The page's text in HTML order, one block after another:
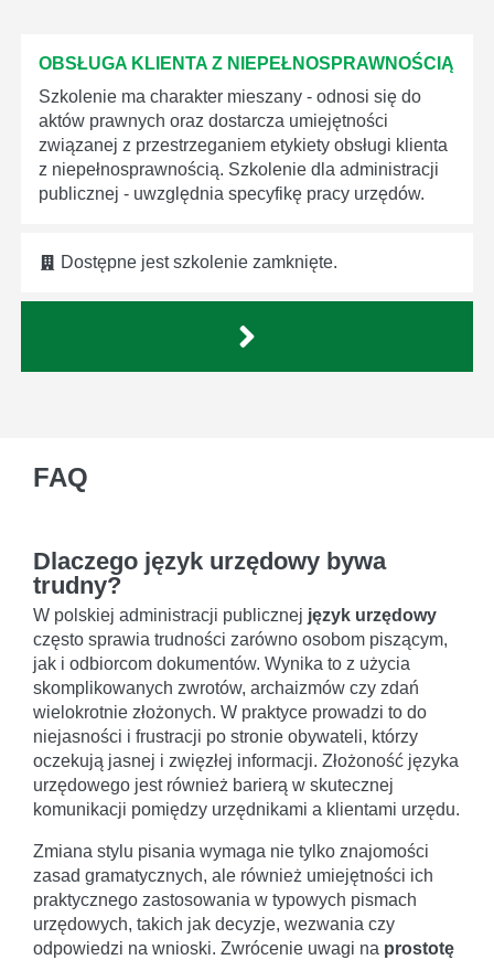
OBSŁUGA KLIENTA Z NIEPEŁNOSPRAWNOŚCIĄ
Szkolenie ma charakter mieszany - odnosi się do
aktów prawnych oraz dostarcza umiejętności
związanej z przestrzeganiem etykiety obsługi klienta
z niepełnosprawnością. Szkolenie dla administracji
publicznej - uwzględnia specyfikę pracy urzędów.
Dostępne jest szkolenie zamknięte.
FAQ
Dlaczego język urzędowy bywa
trudny?
W polskiej administracji publicznej język urzędowy
często sprawia trudności zarówno osobom piszącym,
jak i odbiorcom dokumentów. Wynika to z użycia
skomplikowanych zwrotów, archaizmów czy zdań
wielokrotnie złożonych. W praktyce prowadzi to do
niejasności i frustracji po stronie obywateli, którzy
oczekują jasnej i zwięzłej informacji. Złożoność języka
urzędowego jest również barierą w skutecznej
komunikacji pomiędzy urzędnikami a klientami urzędu.
Zmiana stylu pisania wymaga nie tylko znajomości
zasad gramatycznych, ale również umiejętności ich
praktycznego zastosowania w typowych pismach
urzędowych, takich jak decyzje, wezwania czy
odpowiedzi na wnioski. Zwrócenie uwagi na prostotę